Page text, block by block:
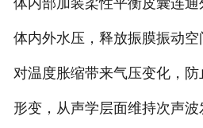
体内外水压，释放振膜振动
对温度胀缩带来气压变化，
形变，从声学层面维持次声